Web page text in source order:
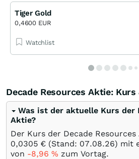
Tiger Gold
0,4600 EUR
Watchlist
Decade Resources Aktie: Kurs
Was ist der aktuelle Kurs der
Aktie?
Der Kurs der Decade
0,0305 € (Stand: 07.08.26) mit
von -8,96 % zum Vortag.